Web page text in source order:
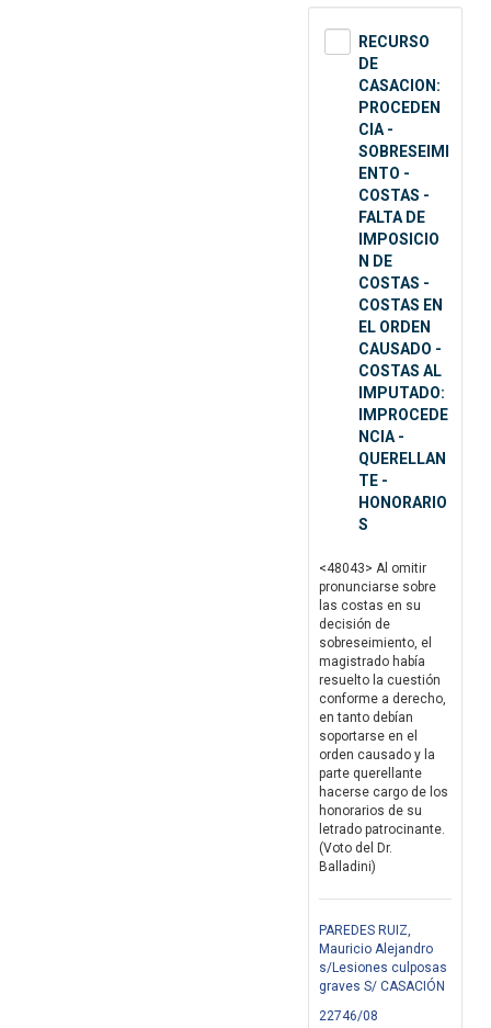
RECURSO
DE
CASACION:
PROCEDEN
CIA -
SOBRESEIMI
ENTO -
COSTAS -
FALTA DE
IMPOSICIO
N DE
COSTAS -
COSTAS EN
EL ORDEN
CAUSADO -
COSTAS AL
IMPUTADO:
IMPROCEDE
NCIA -
QUERELLAN
TE -
HONORARIO
S
<48043> Al omitir
pronunciarse sobre
las costas en su
decisión de
sobreseimiento, el
magistrado había
resuelto la cuestión
conforme a derecho,
en tanto debían
soportarse en el
orden causado y la
parte querellante
hacerse cargo de los
honorarios de su
letrado patrocinante.
(Voto del Dr.
Balladini)
PAREDES RUIZ,
Mauricio Alejandro
s/Lesiones culposas
graves S/ CASACIÓN
22746/08